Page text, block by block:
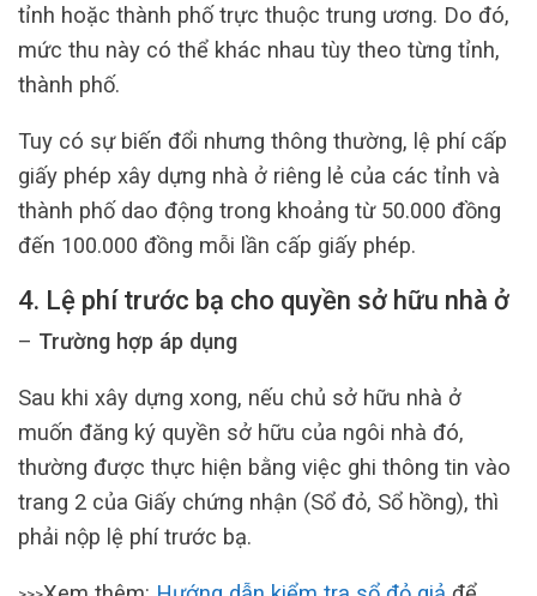
tỉnh hoặc thành phố trực thuộc trung ương. Do đó,
mức thu này có thể khác nhau tùy theo từng tỉnh,
thành phố.
Tuy có sự biến đổi nhưng thông thường, lệ phí cấp
giấy phép xây dựng nhà ở riêng lẻ của các tỉnh và
thành phố dao động trong khoảng từ 50.000 đồng
đến 100.000 đồng mỗi lần cấp giấy phép.
4. Lệ phí trước bạ cho quyền sở hữu nhà ở
– Trường hợp áp dụng
Sau khi xây dựng xong, nếu chủ sở hữu nhà ở
muốn đăng ký quyền sở hữu của ngôi nhà đó,
thường được thực hiện bằng việc ghi thông tin vào
trang 2 của Giấy chứng nhận (Sổ đỏ, Sổ hồng), thì
phải nộp lệ phí trước bạ.